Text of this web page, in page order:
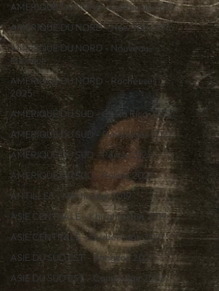
AMERIQUE DU NORD- Californie 2019
AMERIQUE DU NORD - New York 2016
AMERIQUE DU NORD - Nouveau-
Mexique
AMERIQUE DU NORD - Rocheuses
2025
AMERIQUE DU SUD - Costa Rica 2022
AMERIQUE DU SUD - Galapagos 2022
AMERIQUE DU SUD - Pérou 2022
AMERIQUE DU SUD - Bolivie 2022
ANTILLES - Martinique 2019
ASIE CENTRALE - Khirghizistan 2019
ASIE CENTRALE - Ouzbekistan 2021
ASIE DU SUD EST - Bangkok 2023
ASIE DU SUD EST - Cambodge 2023